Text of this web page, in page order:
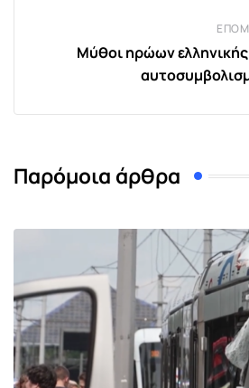
Μύθοι ηρώων
Παρόμοια άρθρα